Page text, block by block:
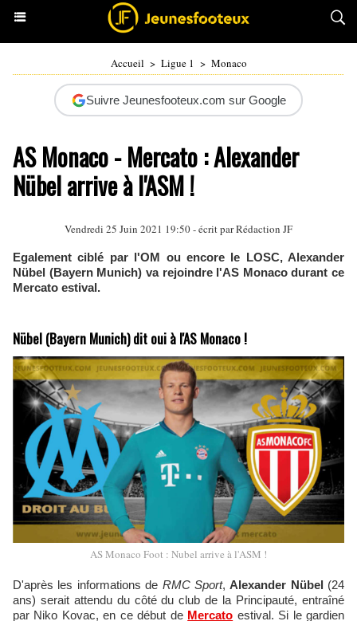
Accueil > Ligue 1 > Monaco
Suivre Jeunesfooteux.com sur Google
AS Monaco - Mercato : Alexander
Nübel arrive à l'ASM !
Vendredi 25 Juin 2021 19:50 - écrit par Rédaction JF
Egalement ciblé par l'OM ou encore le LOSC, Alexander
Nübel (Bayern Munich) va rejoindre l'AS Monaco durant ce
Mercato estival.
Nübel (Bayern Munich) dit oui à l'AS Monaco !
AS Monaco Foot : Nubel arrive à l'ASM !
D'après les informations de RMC Sport,Alexander Nübel (24
ans) serait attendu du côté du club de la Principauté, entraîné
par Niko Kovac, en ce début de Mercato estival. Si le gardien